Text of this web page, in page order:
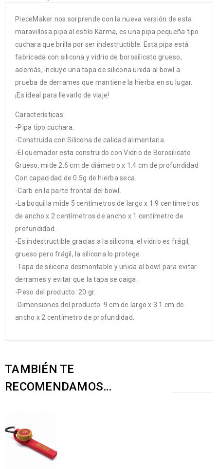
PieceMaker nos sorprende con la nueva versión de esta
maravillosa pipa al estilo Karma, es una pipa pequeña tipo
cuchara que brilla por ser indestructible. Esta pipa está
fabricada con silicona y vidrio de borosilicato grueso,
además, incluye una tapa de silicona unida al bowl a
prueba de derrames que mantiene la hierba en su lugar.
¡Es ideal para llevarlo de viaje!
Características:
-Pipa tipo cuchara.
-Construida con Silicona de calidad alimentaria.
-El quemador esta construido con Vidrio de Borosilicato
Grueso, mide 2.6 cm de diámetro x 1.4 cm de profundidad
Con capacidad de 0.5g de hierba seca.
-Carb en la parte frontal del bowl.
-La boquilla mide 5 centímetros de largo x 1.9 centímetros
de ancho x 2 centímetros de ancho x 1 centímetro de
profundidad.
-Es indestructible gracias a la silicona, el vidrio es frágil,
grueso pero frágil, la silicona lo protege.
-Tapa de silicona desmontable y unida al bowl para evitar
derrames y evitar que la tapa se caiga.
-Peso del producto: 20 gr.
-Dimensiones del producto: 9 cm de largo x 3.1 cm de
ancho x 2 centímetro de profundidad.
TAMBIÉN TE
RECOMENDAMOS…